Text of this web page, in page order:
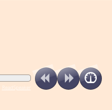
ReadSpeaker